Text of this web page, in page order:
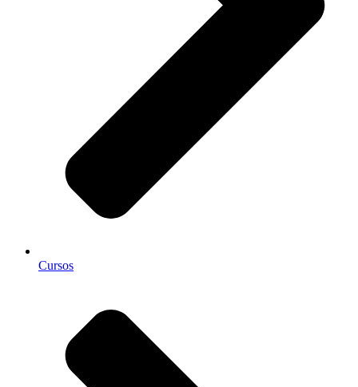
Cursos